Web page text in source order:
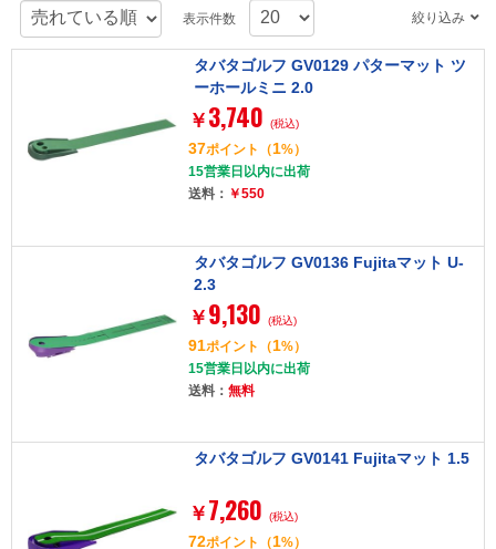
表示件数 絞り込み
タバタゴルフ GV0129 パターマット ツ
ーホールミニ 2.0
￥ 3,740 (税込)
37ポイント （1%）
15営業日以内に出荷
送料： ￥550
タバタゴルフ GV0136 Fujitaマット U-
2.3
￥ 9,130 (税込)
91ポイント （1%）
15営業日以内に出荷
送料： 無料
タバタゴルフ GV0141 Fujitaマット 1.5
￥ 7,260 (税込)
72ポイント （1%）